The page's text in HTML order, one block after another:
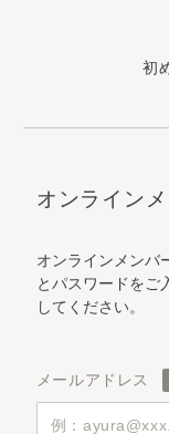
初
オンライン
オンラインメンバ
とパスワードをご
してください。
メールアドレス